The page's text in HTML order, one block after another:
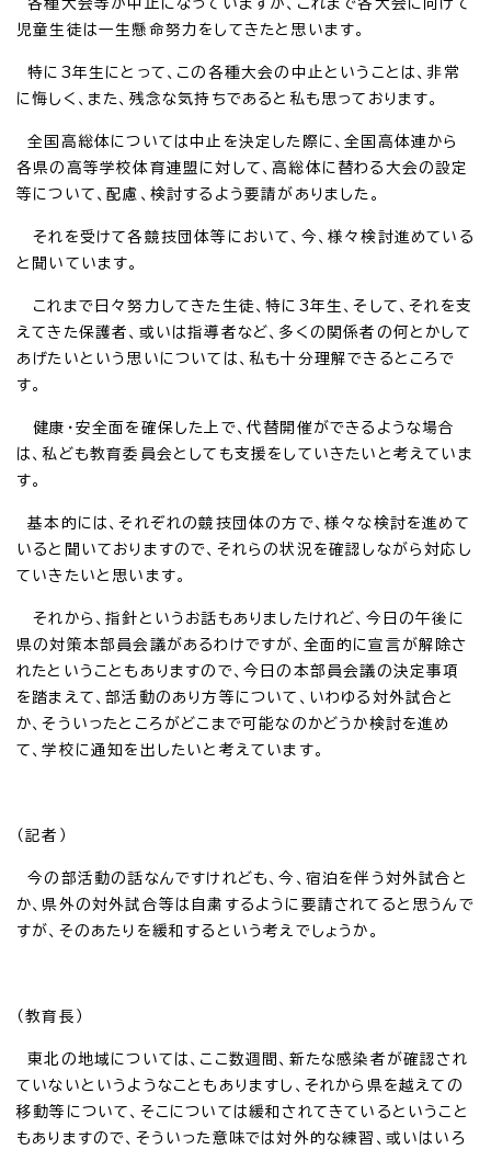
児童生徒は一生懸命努力をしてきたと思います。
特に3年生にとって、この各種大会の中止ということは、非常
に悔しく、また、残念な気持ちであると私も思っております。
全国高総体については中止を決定した際に、全国高体連から
各県の高等学校体育連盟に対して、高総体に替わる大会の設定
等について、配慮、検討するよう要請がありました。
それを受けて各競技団体等において、今、様々検討進めている
と聞いています。
これまで日々努力してきた生徒、特に3年生、そして、それを支
えてきた保護者、或いは指導者など、多くの関係者の何とかして
あげたいという思いについては、私も十分理解できるところで
す。
健康・安全面を確保した上で、代替開催ができるような場合
は、私ども教育委員会としても支援をしていきたいと考えていま
す。
基本的には、それぞれの競技団体の方で、様々な検討を進めて
いると聞いておりますので、それらの状況を確認しながら対応し
ていきたいと思います。
それから、指針というお話もありましたけれど、今日の午後に
県の対策本部員会議があるわけですが、全面的に宣言が解除さ
れたということもありますので、今日の本部員会議の決定事項
を踏まえて、部活動のあり方等について、いわゆる対外試合と
か、そういったところがどこまで可能なのかどうか検討を進め
て、学校に通知を出したいと考えています。
（記者）
今の部活動の話なんですけれども、今、宿泊を伴う対外試合と
か、県外の対外試合等は自粛するように要請されてると思うんで
すが、そのあたりを緩和するという考えでしょうか。
（教育長）
東北の地域については、ここ数週間、新たな感染者が確認され
ていないというようなこともありますし、それから県を越えての
移動等について、そこについては緩和されてきているということ
もありますので、そういった意味では対外的な練習、或いはいろ